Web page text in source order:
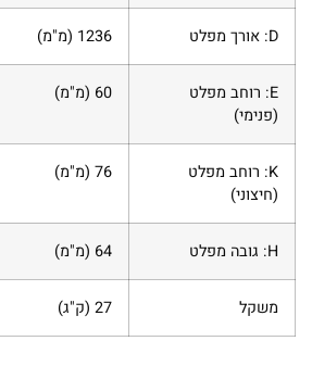
D: אורך מפלט 1236 (מ"מ)
E: רוחב מפלט
(פנימי)
60 (מ"מ)
K: רוחב מפלט
(חיצוני)
76 (מ"מ)
H: גובה מפלט 64 (מ"מ)
משקל 27 (ק"ג)